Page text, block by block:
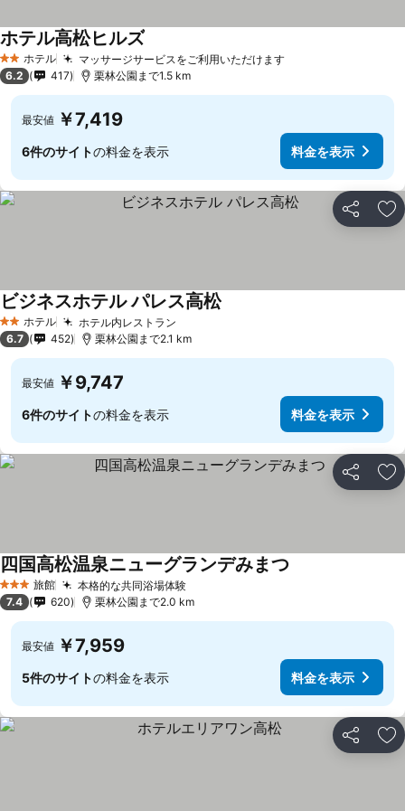
2 ホテルのランク
ホテル マッサージサービスをご利用いただけます料金を表示
ホテル高松ヒルズ
6.2 417 栗林公園まで1.5 km
最安値 ￥7,419
6件のサイトの料金を表示 料金を表示
シェア お
2 ホテルのランク
ホテル ホテル内レストラン
ビジネスホテル パレス高松
6.7 452 栗林公園まで2.1 km
最安値 ￥9,747
6件のサイトの料金を表示 料金を表示
シェア お
3 ホテルのランク
旅館 本格的な共同浴場体験料金を表示
四国高松温泉ニューグランデみまつ
7.4 620 栗林公園まで2.0 km
最安値 ￥7,959
5件のサイトの料金を表示 料金を表示
シェア お